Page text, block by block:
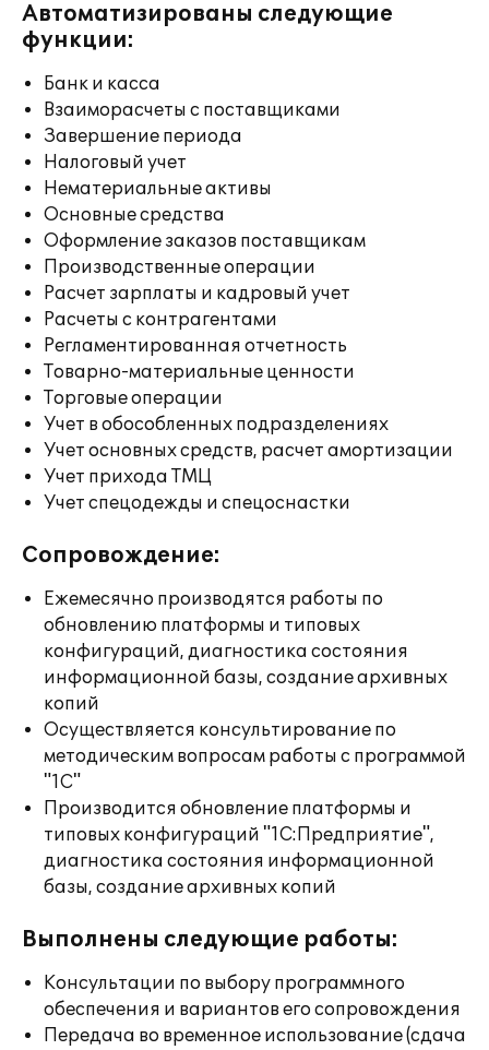
Автоматизированы следующие
функции:
Банк и касса
Взаиморасчеты с поставщиками
Завершение периода
Налоговый учет
Нематериальные активы
Основные средства
Оформление заказов поставщикам
Производственные операции
Расчет зарплаты и кадровый учет
Расчеты с контрагентами
Регламентированная отчетность
Товарно-материальные ценности
Торговые операции
Учет в обособленных подразделениях
Учет основных средств, расчет амортизации
Учет прихода ТМЦ
Учет спецодежды и спецоснастки
Сопровождение:
Ежемесячно производятся работы по
обновлению платформы и типовых
конфигураций, диагностика состояния
информационной базы, создание архивных
копий
Осуществляется консультирование по
методическим вопросам работы с программой
"1С"
Производится обновление платформы и
типовых конфигураций "1С:Предприятие",
диагностика состояния информационной
базы, создание архивных копий
Выполнены следующие работы:
Консультации по выбору программного
обеспечения и вариантов его сопровождения
Передача во временное использование (сдача